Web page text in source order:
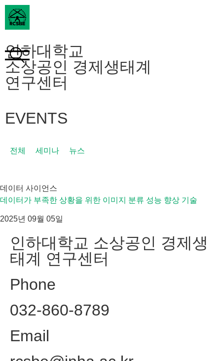
인하대학교
소상공인 경제생태계
연구센터
EVENTS
전체 세미나 뉴스
데이터 사이언스
데이터가 부족한 상황을 위한 이미지 분류 성능 향상 기술
2025년 09월 05일
인하대학교 소상공인 경제생
태계 연구센터
Phone
032-860-8789
Email